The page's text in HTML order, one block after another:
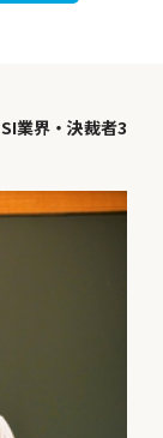
業界・決裁者3